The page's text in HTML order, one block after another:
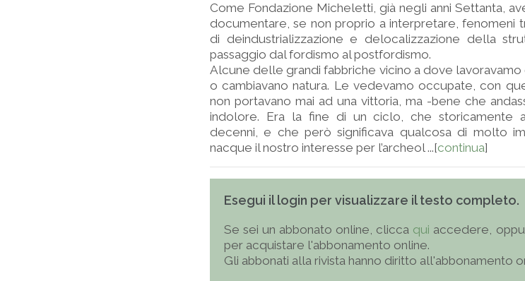
Come Fondazione Micheletti, già negli anni Settanta,
documentare, se non proprio a interpretare, fenomeni
di deindustrializzazione e delocalizzazione della
passaggio dal fordismo al postfordismo.
Alcune delle grandi fabbriche vicino a dove
o cambiavano natura. Le vedevamo occupate, con
non portavano mai ad una vittoria, ma -bene che
indolore. Era la fine di un ciclo, che storicamente
decenni, e che però significava qualcosa di molto
nacque il nostro interesse per l’archeol ...[continua]
Esegui il login per visualizzare il testo completo.
Se sei un abbonato online, clicca qui accedere,
per acquistare l'abbonamento online.
Gli abbonati alla rivista hanno diritto all'abbonamento